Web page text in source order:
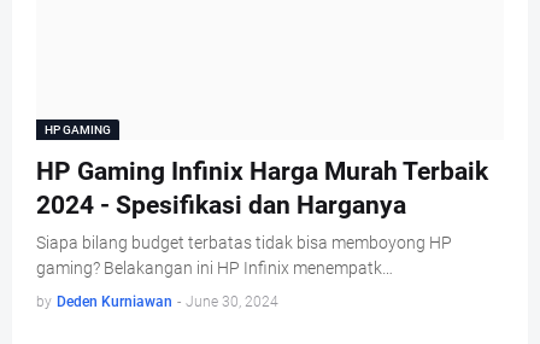
HP GAMING
HP Gaming Infinix Harga Murah Terbaik
2024 - Spesifikasi dan Harganya
Siapa bilang budget terbatas tidak bisa memboyong HP
gaming? Belakangan ini HP Infinix menempatk…
by Deden Kurniawan - June 30, 2024